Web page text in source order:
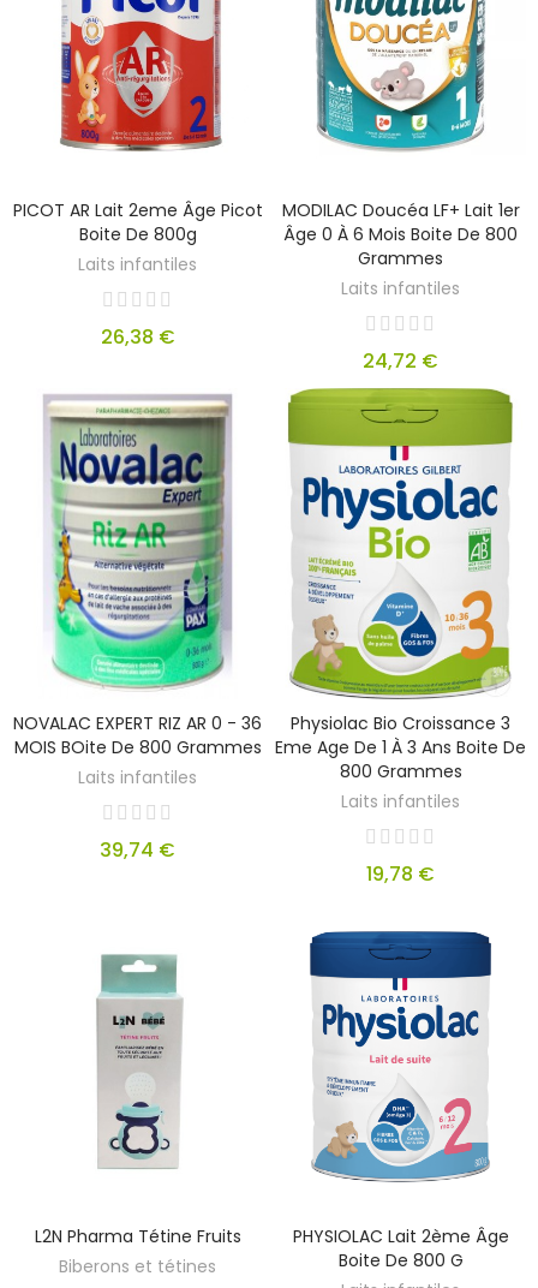
PICOT AR Lait 2eme Âge Picot
Boite De 800g
Laits infantiles
26,38 €
MODILAC Doucéa LF+ Lait 1er
Âge 0 À 6 Mois Boite De 800
Grammes
Laits infantiles
24,72 €
NOVALAC EXPERT RIZ AR 0 - 36
MOIS BOite De 800 Grammes
Laits infantiles
39,74 €
Physiolac Bio Croissance 3
Eme Age De 1 À 3 Ans Boite De
800 Grammes
Laits infantiles
19,78 €
L2N Pharma Tétine Fruits
Biberons et tétines
PHYSIOLAC Lait 2ème Âge
Boite De 800 G